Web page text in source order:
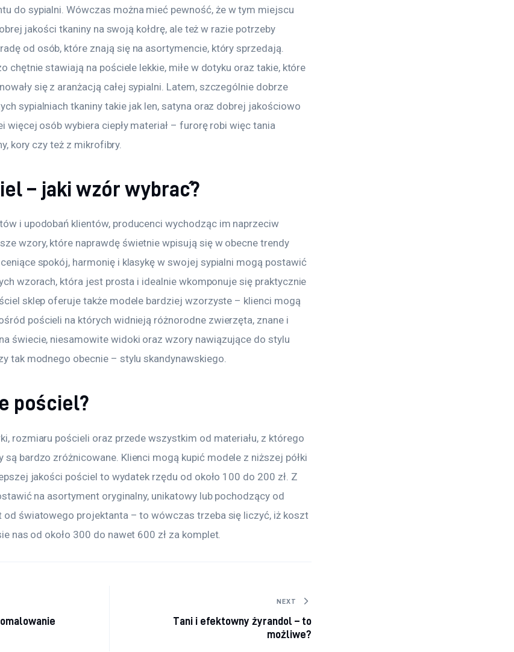
do sypialni. Wówczas można mieć pewność, że w tym miejscu
jakości tkaniny na swoją kołdrę, ale też w razie potrzeby
od osób, które znają się na asortymencie, który sprzedają.
chętnie stawiają na pościele lekkie, miłe w dotyku oraz takie, które
się z aranżacją całej sypialni. Latem, szczególnie dobrze
sypialniach tkaniny takie jak len, satyna oraz dobrej jakościowo
więcej osób wybiera ciepły materiał – furorę robi więc tania
kory czy też z mikrofibry.
– jaki wzór wybrać?
i upodobań klientów, producenci wychodząc im naprzeciw
wzory, które naprawdę świetnie wpisują się w obecne trendy
spokój, harmonię i klasykę w swojej sypialni mogą postawić
wzorach, która jest prosta i idealnie wkomponuje się praktycznie
sklep oferuje także modele bardziej wzorzyste – klienci mogą
pościeli na których widnieją różnorodne zwierzęta, znane i
świecie, niesamowite widoki oraz wzory nawiązujące do stylu
tak modnego obecnie – stylu skandynawskiego.
pościel?
rozmiaru pościeli oraz przede wszystkim od materiału, z którego
są bardzo zróżnicowane. Klienci mogą kupić modele z niższej półki
jakości pościel to wydatek rzędu od około 100 do 200 zł. Z
na asortyment oryginalny, unikatowy lub pochodzący od
od światowego projektanta – to wówczas trzeba się liczyć, iż koszt
nas od około 300 do nawet 600 zł za komplet.
NEXT
Tani i efektowny żyrandol – to
możliwe?